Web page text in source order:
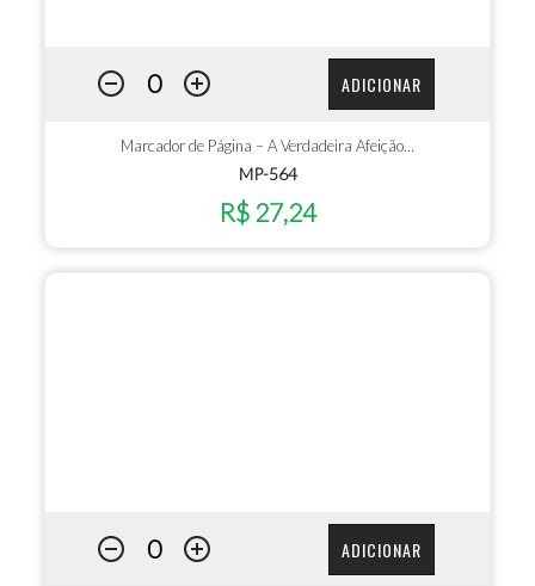
ADICIONAR
Marcador de Página – A Verdadeira Afeição…
MP-564
R$ 27,24
ADICIONAR